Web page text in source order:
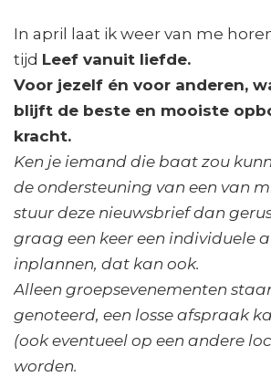
In april laat ik weer van me
tijd Leef vanuit liefde.
Voor jezelf én voor anderen,
blijft de beste en mooiste
kracht.
Ken je iemand die baat zou
de ondersteuning van een van
stuur deze nieuwsbrief dan
graag een keer een individuele
inplannen, dat kan ook.
Alleen groepsevenementen
genoteerd, een losse afspraak
(ook eventueel op een andere
worden.